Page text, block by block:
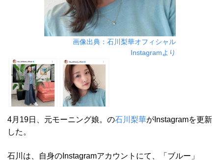
画像出典：石川梨華オフィシャル
Instagramより
4月19日、元モーニング娘。の石川梨華がInstagramを更新
した。
石川は、自身のInstagramアカウントにて、「ブルー」